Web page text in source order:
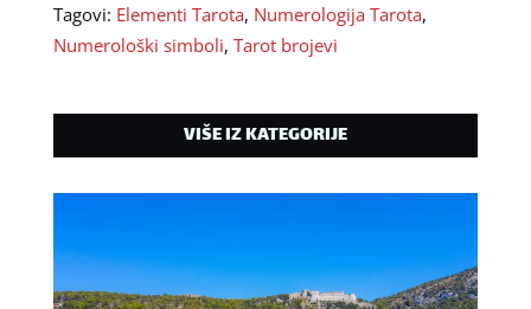
Tagovi: Elementi Tarota, Numerologija Tarota,
Numerološki simboli, Tarot brojevi
VIŠE IZ KATEGORIJE